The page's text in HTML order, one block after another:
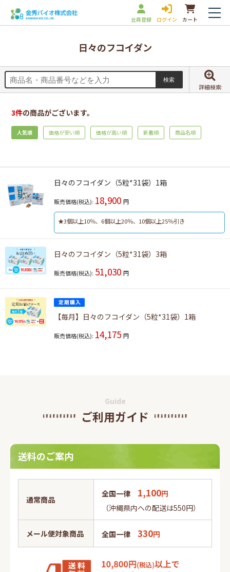
会員登録 ログイン カート
日々のフコイダン
詳細検索
3件の商品がございます。
人気順 価格が安い順 価格が高い順 新着順 商品名順
日々のフコイダン（5粒*31袋）1箱
販売価格(税込): 18,900 円
★3個以上10％、6個以上20％、10個以上25％引き
日々のフコイダン（5粒*31袋）3箱
販売価格(税込): 51,030 円
【毎月】日々のフコイダン（5粒*31袋）1箱
販売価格(税込): 14,175 円
Guide
ご利用ガイド
送料のご案内
通常商品
全国一律 1,100円
（沖縄県内への配送は550円）
メール便対象商品 全国一律 330円